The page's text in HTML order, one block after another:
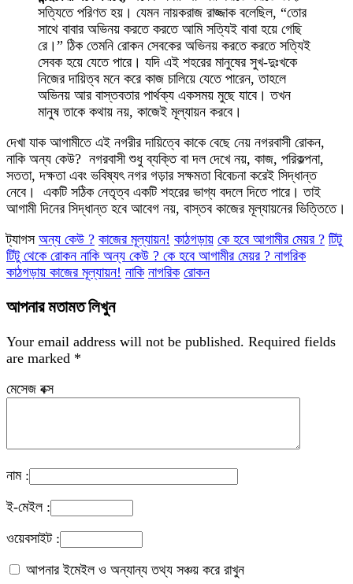
সত্যিতে পরিণত হয়। যেমন নায়করাজ রাজ্জাক বলেছিল, “তোর
সাথে বাবার অভিনয় করতে করতে আমি সত্যিই বাবা হয়ে গেছি
রে।” ঠিক তেমনি রোকন সেবকের অভিনয় করতে করতে সত্যিই
সেবক হয়ে যেতে পারে। যদি এই শহরের মানুষের সুখ-দুঃখকে
নিজের দায়িত্ব মনে করে কাজ চালিয়ে যেতে পারেন, তাহলে
অভিনয় আর বাস্তবতার পার্থক্য একসময় মুছে যাবে। তখন
মানুষ তাকে কথায় নয়, কাজেই মূল্যায়ন করবে।
দেখা যাক আগামীতে এই নগরীর দায়িত্বে কাকে বেছে নেয় নগরবাসী রোকন,
নাকি অন্য কেউ? নগরবাসী শুধু ব্যক্তি বা দল দেখে নয়, কাজ, পরিকল্পনা,
সততা, দক্ষতা এবং ভবিষ্যৎ নগর গড়ার সক্ষমতা বিবেচনা করেই সিদ্ধান্ত
নেবে। একটি সঠিক নেতৃত্ব একটি শহরের ভাগ্য বদলে দিতে পারে। তাই
আগামী দিনের সিদ্ধান্ত হবে আবেগ নয়, বাস্তব কাজের মূল্যায়নের ভিত্তিতে।
ট্যাগস অন্য কেউ ? কাজের মূল্যায়ন! কাঠগড়ায় কে হবে আগামীর মেয়র ? টিটু
টিটু থেকে রোকন নাকি অন্য কেউ ? কে হবে আগামীর মেয়র ? নাগরিক
কাঠগড়ায় কাজের মূল্যায়ন! নাকি নাগরিক রোকন
আপনার মতামত লিখুন
Your email address will not be published. Required fields
are marked *
মেসেজ বক্স
নাম :
ই-মেইল :
ওয়েবসাইট :
আপনার ইমেইল ও অন্যান্য তথ্য সঞ্চয় করে রাখুন